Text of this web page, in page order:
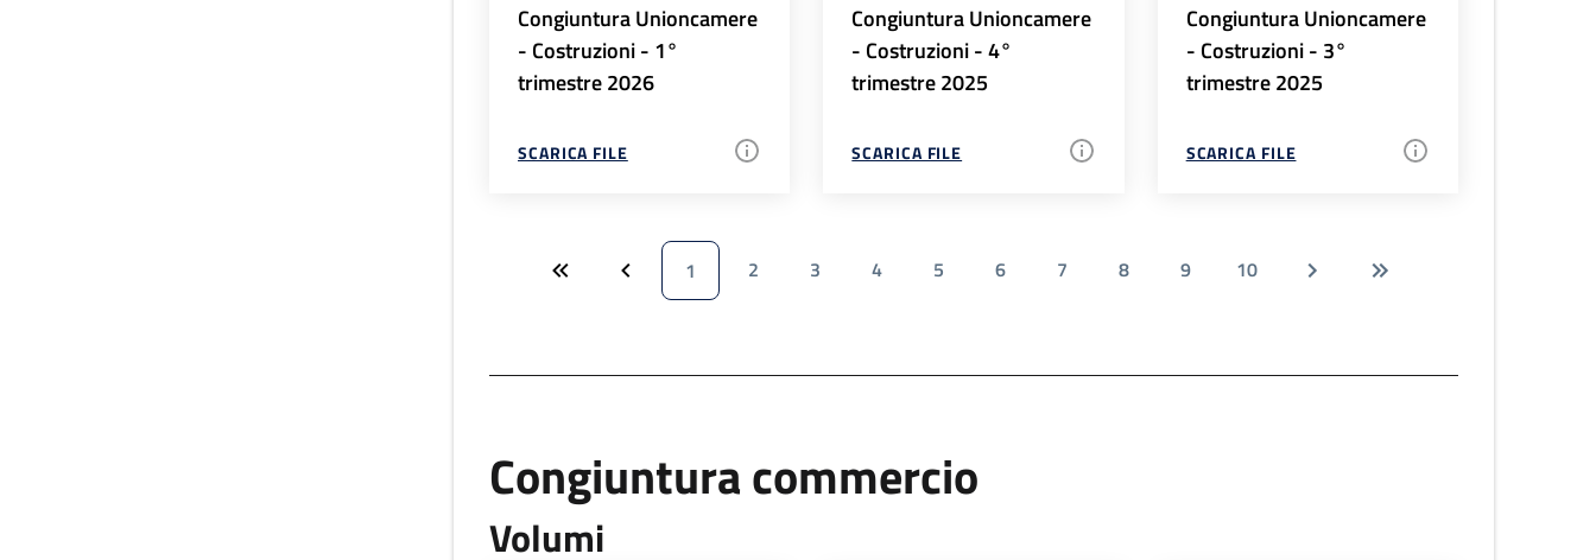
Congiuntura Unioncamere
- Costruzioni - 1°
trimestre 2026
SCARICA FILE
Congiuntura Unioncamere
- Costruzioni - 4°
trimestre 2025
SCARICA FILE
Congiuntura Unioncamere
- Costruzioni - 3°
trimestre 2025
SCARICA FILE
1 2 3 4 5 6 7 8 9 10
Congiuntura commercio
Volumi